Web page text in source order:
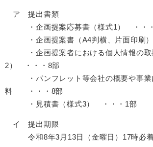
ア 提出書類
・企画提案応募書（様式1） ・・
・企画提案書（A4判横、片面印刷
・企画提案者における個人情報の取
2） ・・・8部
・パンフレット等会社の概要や事業
料 ・・・8部
・見積書（様式3） ・・・1部
イ 提出期限
令和8年3月13日（金曜日）17時必